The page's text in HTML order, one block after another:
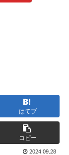
はてブ
コピー
2024.09.28